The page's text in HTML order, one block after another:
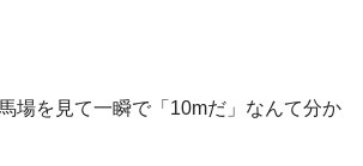
場を見て一瞬で「10mだ」なんて分か